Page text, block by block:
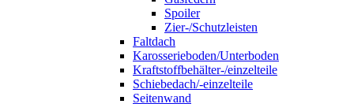
Spoiler
Zier-/Schutzleisten
Faltdach
Karosserieboden/Unterboden
Kraftstoffbehälter-/einzelteile
Schiebedach/-einzelteile
Seitenwand